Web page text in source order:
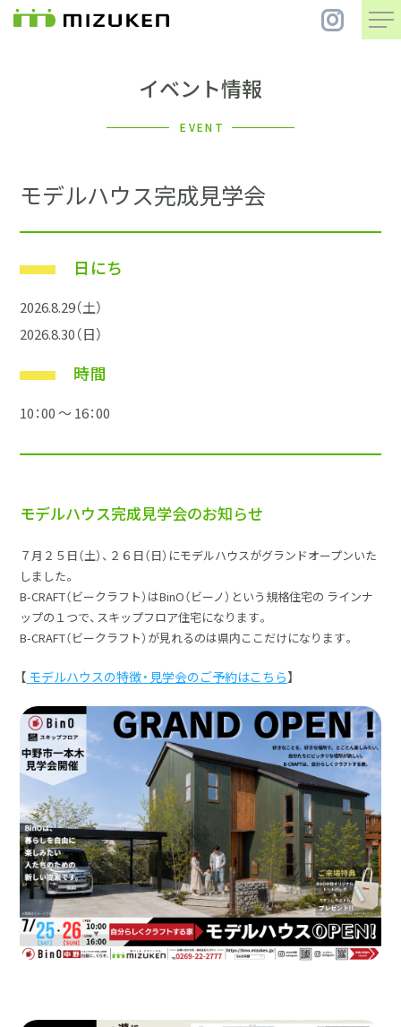
まちづくり
コンセプト
施工事例
採用情報
土地をお探しの方
イベント
ショールーム
ブログ
イベント情報
EVENT
モデルハウス完成見学会
日にち
2026.8.29（土）
2026.8.30（日）
時間
10：00 ～ 16：00
モデルハウス完成見学会のお知らせ
７月２５日（土）、２６日（日）にモデルハウスがグランドオープンいた
しました。
B-CRAFT（ビークラフト）はBinO（ビーノ）という規格住宅の ラインナ
ップの１つで、スキップフロア住宅になります。
B-CRAFT（ビークラフト）が見れるのは県内ここだけになります。
【 モデルハウスの特徴・見学会のご予約はこちら】